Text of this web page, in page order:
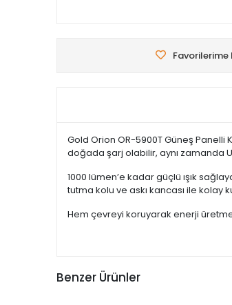
Favorilerime
Gold Orion OR-5900T Güneş
doğada şarj olabilir, aynı zamanda
1000 lümen’e kadar güçlü ışık
tutma kolu ve askı kancası ile kolay
Hem çevreyi koruyarak enerji
Benzer Ürünler